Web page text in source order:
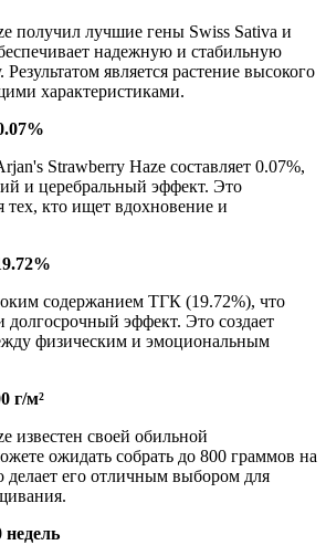
получил лучшие гены Swiss Sativa и
надежную и стабильную
является растение высокого
характеристиками.
Strawberry Haze составляет 0.07%,
и церебральный эффект. Это
кто ищет вдохновение и
содержанием ТГК (19.72%), что
долгосрочный эффект. Это создает
физическим и эмоциональным
г/м²
известен своей обильной
ожидать собрать до 800 граммов на
делает его отличным выбором для